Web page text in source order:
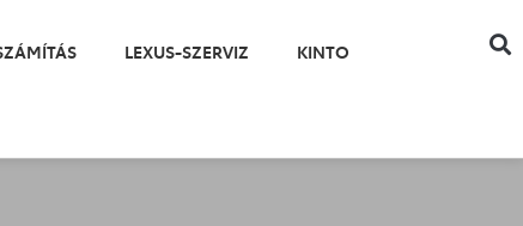
LEXUS-SZERVIZ KINTO